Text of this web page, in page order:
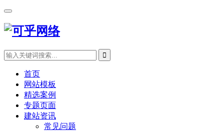
首页
网站模板
精选案例
专题页面
建站资讯
常见问题